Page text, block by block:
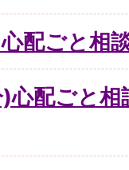
配ごと相
心配ごと